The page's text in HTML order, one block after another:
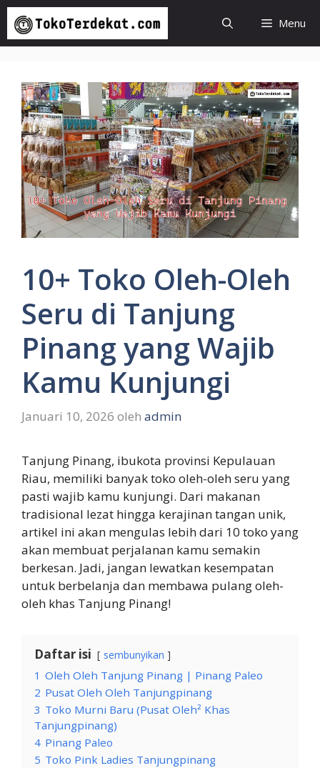
Langsung
isi
Menu
10+ Toko Oleh-Oleh
Seru di Tanjung
Pinang yang Wajib
Kamu Kunjungi
Januari 10, 2026 oleh admin
Tanjung Pinang, ibukota provinsi Kepulauan
Riau, memiliki banyak toko oleh-oleh seru yang
pasti wajib kamu kunjungi. Dari makanan
tradisional lezat hingga kerajinan tangan unik,
artikel ini akan mengulas lebih dari 10 toko yang
akan membuat perjalanan kamu semakin
berkesan. Jadi, jangan lewatkan kesempatan
untuk berbelanja dan membawa pulang oleh-
oleh khas Tanjung Pinang!
Daftar isi sembunyikan
1 Oleh Oleh Tanjung Pinang | Pinang Paleo
2 Pusat Oleh Oleh Tanjungpinang
3 Toko Murni Baru (Pusat Oleh² Khas
Tanjungpinang)
4 Pinang Paleo
5 Toko Pink Ladies Tanjungpinang